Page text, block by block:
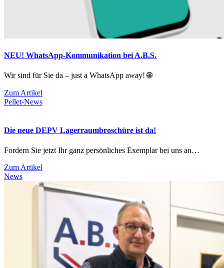
NEU! WhatsApp-Kommunikation bei A.B.S.
Wir sind für Sie da – just a WhatsApp away! 🌐
Zum Artikel
Pellet-News
Die neue DEPV Lagerraumbroschüre ist da!
Fordern Sie jetzt Ihr ganz persönliches Exemplar bei uns an…
Zum Artikel
News